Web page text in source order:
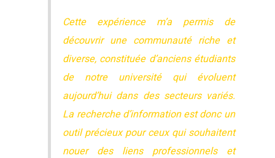
Cette expérience m’a permis de
découvrir une communauté riche et
diverse, constituée d’anciens étudiants
de notre université qui évoluent
aujourd’hui dans des secteurs variés.
La recherche d’information est donc un
outil précieux pour ceux qui souhaitent
nouer des liens professionnels et